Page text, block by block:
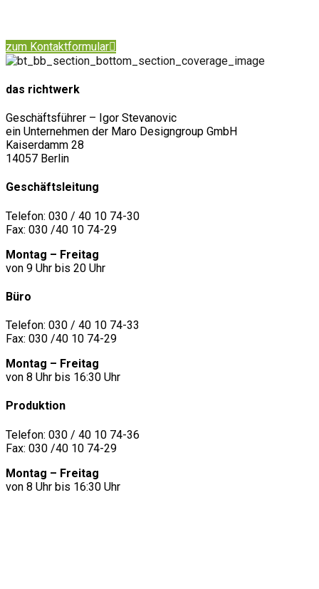
zum Kontaktformular
das richtwerk
Geschäftsführer – Igor Stevanovic
ein Unternehmen der Maro Designgroup GmbH
Kaiserdamm 28
14057 Berlin
Geschäftsleitung
Telefon: 030 / 40 10 74-30
Fax: 030 /40 10 74-29
Montag – Freitag
von 9 Uhr bis 20 Uhr
Büro
Telefon: 030 / 40 10 74-33
Fax: 030 /40 10 74-29
Montag – Freitag
von 8 Uhr bis 16:30 Uhr
Produktion
Telefon: 030 / 40 10 74-36
Fax: 030 /40 10 74-29
Montag – Freitag
von 8 Uhr bis 16:30 Uhr